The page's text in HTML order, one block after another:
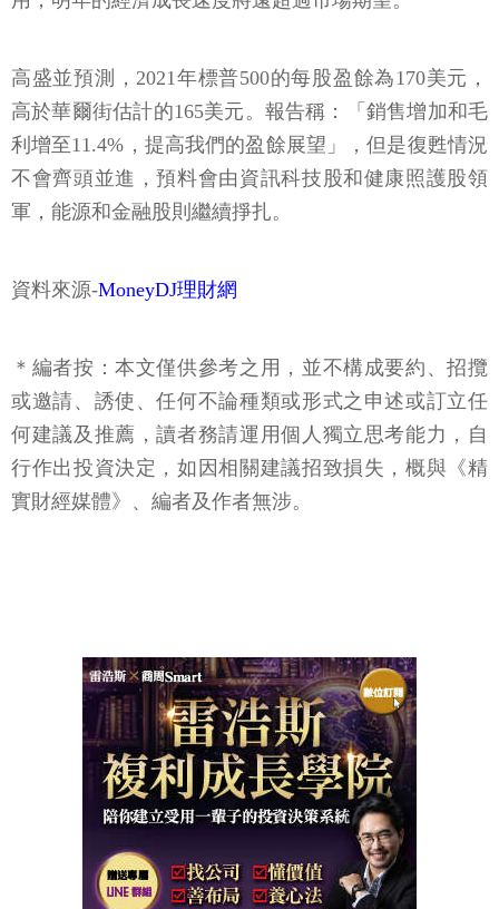
高盛並預測，2021年標普500的每股盈餘為170美元，
高於華爾街估計的165美元。報告稱：「銷售增加和毛
利增至11.4%，提高我們的盈餘展望」，但是復甦情況
不會齊頭並進，預料會由資訊科技股和健康照護股領
軍，能源和金融股則繼續掙扎。
資料來源-MoneyDJ理財網
＊編者按：本文僅供參考之用，並不構成要約、招攬
或邀請、誘使、任何不論種類或形式之申述或訂立任
何建議及推薦，讀者務請運用個人獨立思考能力，自
行作出投資決定，如因相關建議招致損失，概與《精
實財經媒體》、編者及作者無涉。